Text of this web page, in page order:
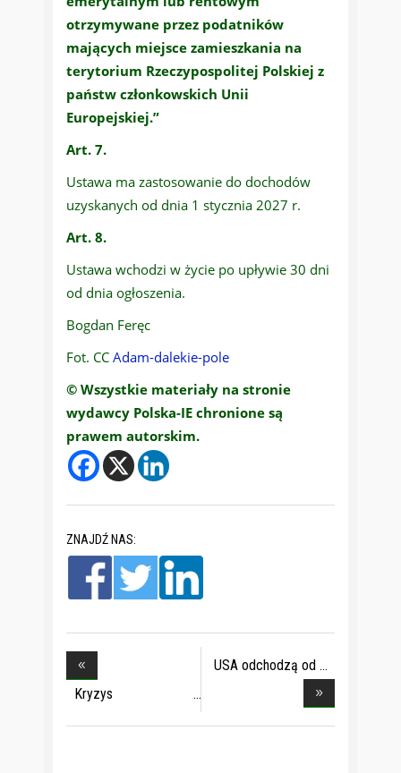
otrzymywane przez podatników
mających miejsce zamieszkania na
terytorium Rzeczypospolitej Polskiej z
państw członkowskich Unii
Europejskiej.”
Art. 7.
Ustawa ma zastosowanie do dochodów
uzyskanych od dnia 1 stycznia 2027 r.
Art. 8.
Ustawa wchodzi w życie po upływie 30 dni
od dnia ogłoszenia.
Bogdan Feręc
Fot. CC Adam-dalekie-pole
© Wszystkie materiały na stronie
wydawcy Polska-IE chronione są
prawem autorskim.
ZNAJDŹ NAS:
Kryzys
USA odchodzą od